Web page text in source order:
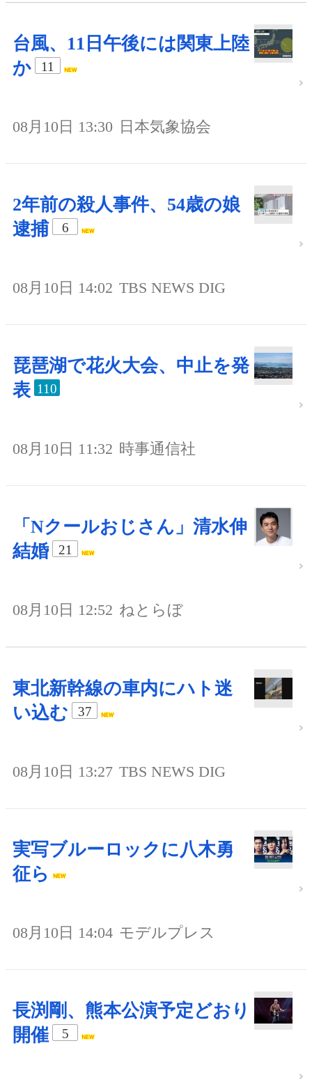
台風、11日午後には関東上陸
か
11
08月10日 13:30 日本気象協会
2年前の殺人事件、54歳の娘
逮捕
6
08月10日 14:02 TBS NEWS DIG
琵琶湖で花火大会、中止を発
表 110
08月10日 11:32 時事通信社
「Nクールおじさん」清水伸
結婚
21
08月10日 12:52 ねとらぼ
東北新幹線の車内にハト迷
い込む
37
08月10日 13:27 TBS NEWS DIG
実写ブルーロックに八木勇
征ら
08月10日 14:04 モデルプレス
長渕剛、熊本公演予定どおり
開催
5